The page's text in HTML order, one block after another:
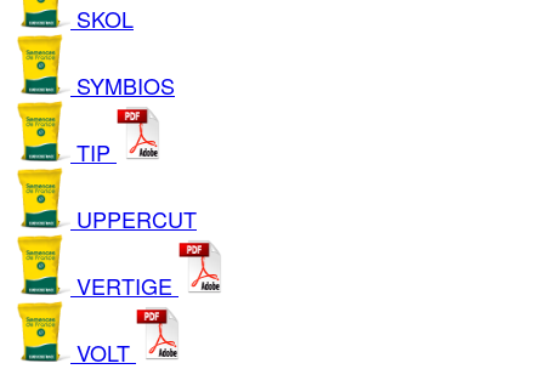
SKOL
SYMBIOS
TIP
UPPERCUT
VERTIGE
VOLT